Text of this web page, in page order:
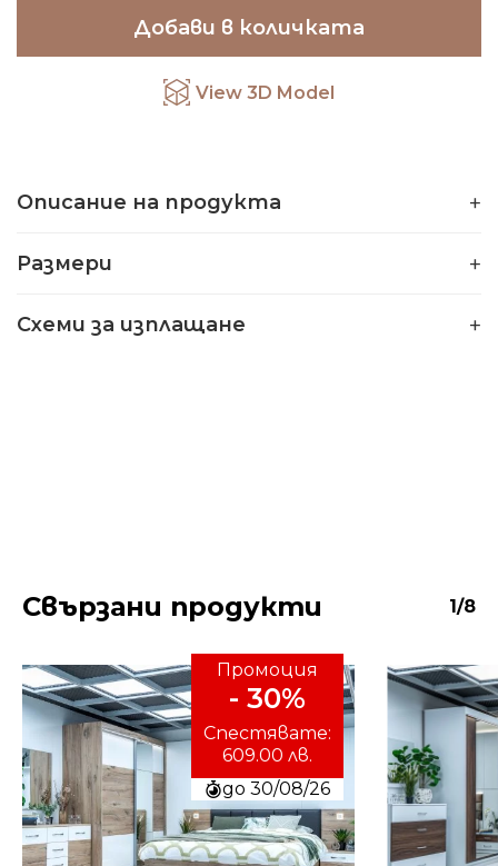
Добави в количката
View 3D Model
Описание на продукта
Размери
Схеми за изплащане
Свързани продукти 1/8
Промоция
- 30%
Спестявате:
609.00 лв.
до 30/08/26